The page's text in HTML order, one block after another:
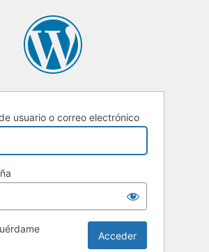
usuario o correo electrónico